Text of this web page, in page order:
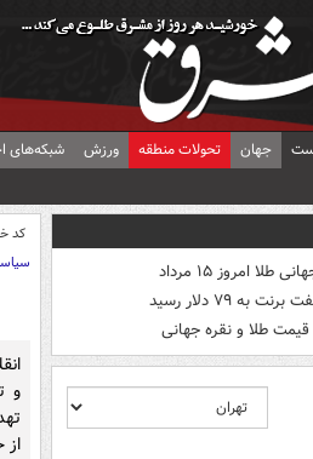
جهان تحولات منطقه ورزش شبکه‌های
طلا امروز ۱۵ مرداد
به ۷۹ دلار رسید
طلا و نقره جهانی
کد
و